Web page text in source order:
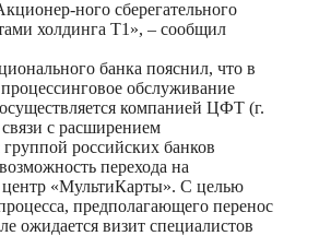
ного сберегательного
холдинга Т1», – сообщил
банка пояснил, что в
обслуживание
компанией ЦФТ (г.
с расширением
группой российских банков
перехода на
«МультиКарты». С целью
предполагающего перенос
ожидается визит специалистов